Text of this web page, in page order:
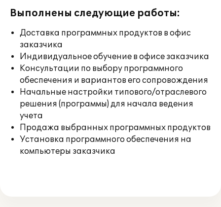
Выполнены следующие работы:
Доставка программных продуктов в офис
заказчика
Индивидуальное обучение в офисе заказчика
Консультации по выбору программного
обеспечения и вариантов его сопровождения
Начальные настройки типового/отраслевого
решения (программы) для начала ведения
учета
Продажа выбранных программных продуктов
Установка программного обеспечения на
компьютеры заказчика